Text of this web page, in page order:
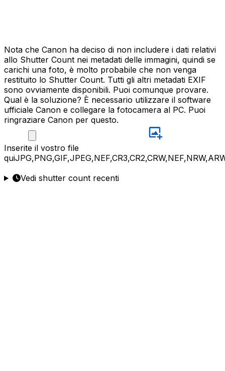
Nota che Canon ha deciso di non includere i dati relativi
allo Shutter Count nei metadati delle immagini, quindi se
carichi una foto, è molto probabile che non venga
restituito lo Shutter Count. Tutti gli altri metadati EXIF
sono ovviamente disponibili. Puoi comunque provare.
Qual è la soluzione? È necessario utilizzare il software
ufficiale Canon e collegare la fotocamera al PC. Puoi
ringraziare Canon per questo.
Inserite il vostro file
qui
Vedi shutter count recenti